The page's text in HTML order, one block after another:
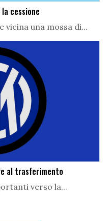
cessione
vicina una mossa di...
al trasferimento
verso la...